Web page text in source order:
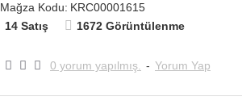
Mağza Kodu: KRC00001615
14 Satış
1672 Görüntülenme
0 yorum yapılmış. - Yorum Yap